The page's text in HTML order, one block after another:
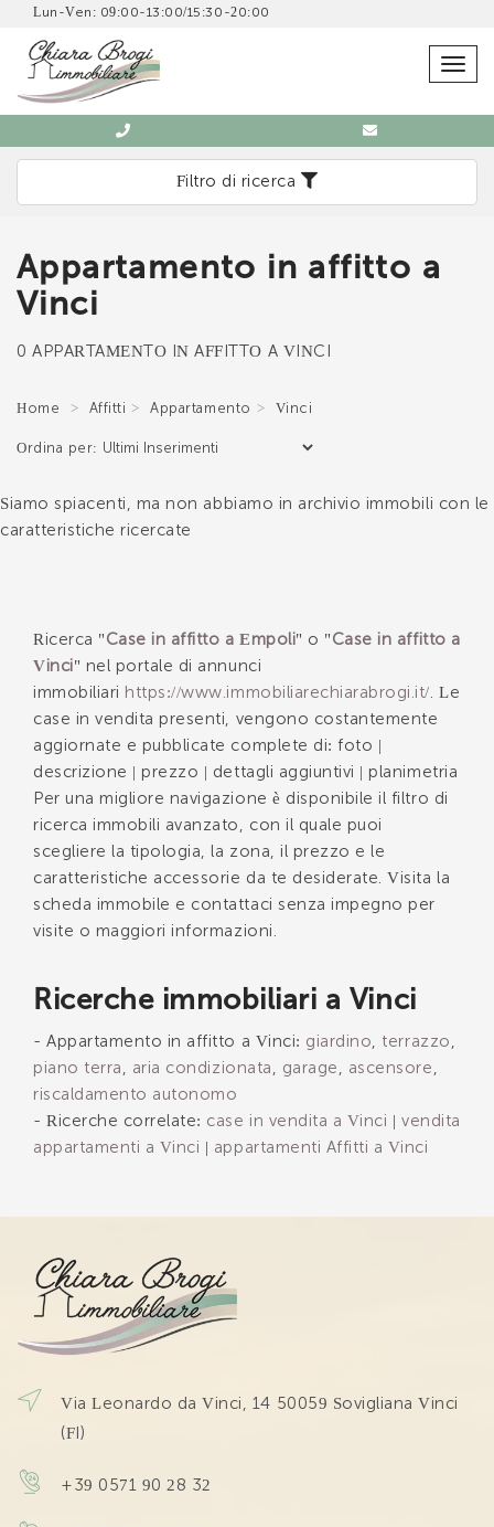
Lun-Ven: 09:00-13:00/15:30-20:00
Filtro di ricerca
Appartamento in affitto a
Vinci
0 APPARTAMENTO IN AFFITTO A VINCI
Home Affitti Appartamento Vinci
Ordina per:
Siamo spiacenti, ma non abbiamo in archivio immobili con le
caratteristiche ricercate
Ricerca " Case in affitto a Empoli" o " Case in affitto a
Vinci" nel portale di annunci
immobiliari https://www.immobiliarechiarabrogi.it/. Le
case in vendita presenti, vengono costantemente
aggiornate e pubblicate complete di: foto |
descrizione | prezzo | dettagli aggiuntivi | planimetria
Per una migliore navigazione è disponibile il filtro di
ricerca immobili avanzato, con il quale puoi
scegliere la tipologia, la zona, il prezzo e le
caratteristiche accessorie da te desiderate. Visita la
scheda immobile e contattaci senza impegno per
visite o maggiori informazioni.
Ricerche immobiliari a Vinci
- Appartamento in affitto a Vinci: giardino, terrazzo ,
piano terra , aria condizionata , garage , ascensore ,
riscaldamento autonomo
- Ricerche correlate: case in vendita a Vinci
vendita
appartamenti a Vinci
appartamenti Affitti a Vinci
Via Leonardo da Vinci, 14 50059 Sovigliana Vinci
(FI)
+39 0571 90 28 32
SCRIVICI SENZA IMPEGNO
Immobiliare Chiara Brogi
*Il tuo nome
Ho letto, compreso e accettato itermini e
condizioni.
Voglio ricevere immobili simili da Immobiliare Chiara
Brogi.
*Controllo Antispam: qual è il numero fra 8 e 10?
INVIA